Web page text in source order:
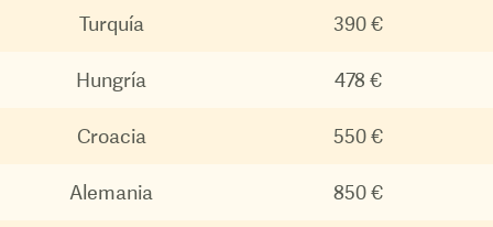
Turquía 390 €
Hungría 478 €
Croacia 550 €
Alemania 850 €